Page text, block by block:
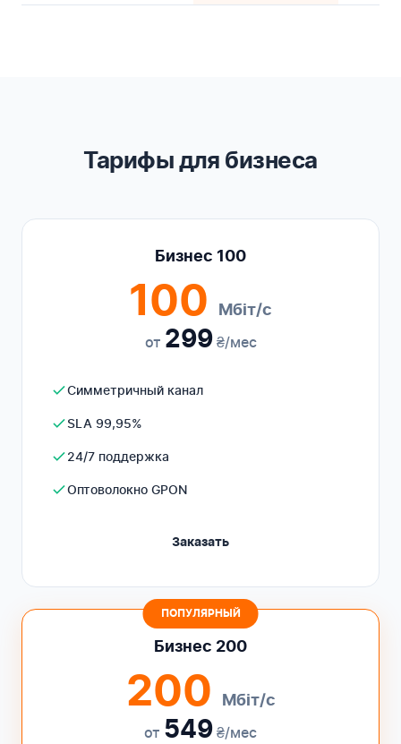
Тарифы для бизнеса
Бизнес 100
100 Мбіт/с
от 299₴/мес
Симметричный канал
SLA 99,95%
24/7 поддержка
Оптоволокно GPON
Заказать
ПОПУЛЯРНЫЙ
Бизнес 200
200 Мбіт/с
от 549 ₴/мес